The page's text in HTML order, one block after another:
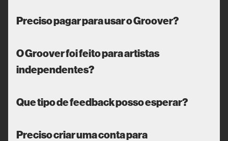
Preciso pagar para usar o Groover?
O Groover foi feito para artistas
independentes?
Que tipo de feedback posso esperar?
Preciso criar uma conta para